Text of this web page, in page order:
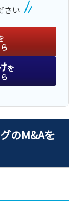
さい
を
のM&Aを